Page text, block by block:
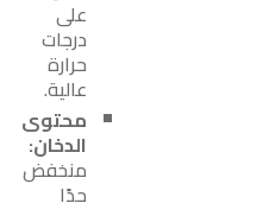
على
درجات
حرارة
عالية.
محتوى
الدخان:
منخفض
جدًا